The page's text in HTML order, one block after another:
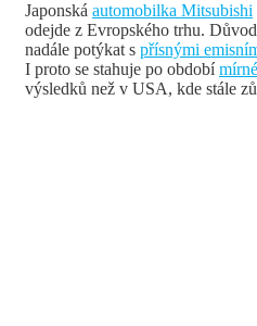
Japonská automobilka Mitsubishi
odejde z Evropského trhu.
nadále potýkat s přísnými
I proto se stahuje po období
výsledků než v USA, kde stále